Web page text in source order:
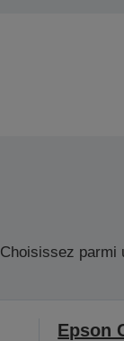
Choisissez parmi
Epson